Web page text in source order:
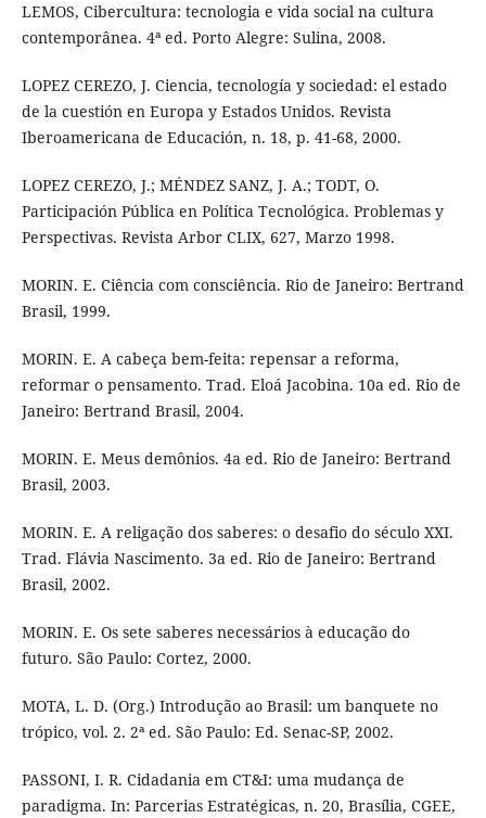
LEMOS, Cibercultura: tecnologia e vida social na cultura
contemporânea. 4ª ed. Porto Alegre: Sulina, 2008.
LOPEZ CEREZO, J. Ciencia, tecnología y sociedad: el estado
de la cuestión en Europa y Estados Unidos. Revista
Iberoamericana de Educación, n. 18, p. 41-68, 2000.
LOPEZ CEREZO, J.; MÉNDEZ SANZ, J. A.; TODT, O.
Participación Pública en Política Tecnológica. Problemas y
Perspectivas. Revista Arbor CLIX, 627, Marzo 1998.
MORIN. E. Ciência com consciência. Rio de Janeiro: Bertrand
Brasil, 1999.
MORIN. E. A cabeça bem-feita: repensar a reforma,
reformar o pensamento. Trad. Eloá Jacobina. 10a ed. Rio de
Janeiro: Bertrand Brasil, 2004.
MORIN. E. Meus demônios. 4a ed. Rio de Janeiro: Bertrand
Brasil, 2003.
MORIN. E. A religação dos saberes: o desafio do século XXI.
Trad. Flávia Nascimento. 3a ed. Rio de Janeiro: Bertrand
Brasil, 2002.
MORIN. E. Os sete saberes necessários à educação do
futuro. São Paulo: Cortez, 2000.
MOTA, L. D. (Org.) Introdução ao Brasil: um banquete no
trópico, vol. 2. 2ª ed. São Paulo: Ed. Senac-SP, 2002.
PASSONI, I. R. Cidadania em CT&I: uma mudança de
paradigma. In: Parcerias Estratégicas, n. 20, Brasília, CGEE,